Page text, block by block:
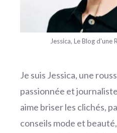
Jessica, Le Blog d'une
Je suis Jessica, une
passionnée et
aime briser les clichés,
conseils mode et